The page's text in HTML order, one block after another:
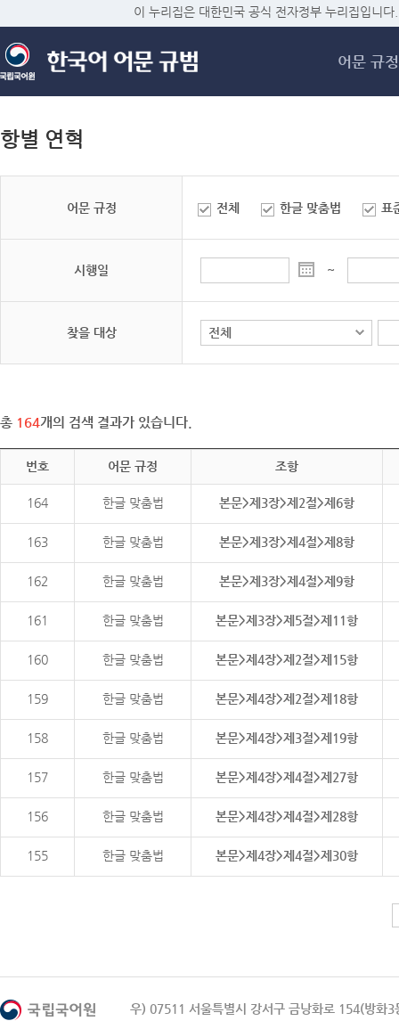
메
이 누리집은 대한민국 공식 전자정부 누리집입니다.
어문 규정
항별 연혁
어문 규정 전체 한글 맞춤법 표
시행일 ~
찾을 대상
총 164개의 검색 결과가 있습니다.
번호 어문 규정 조항
164 한글 맞춤법 본문>제3장>제2절>제6항
163 한글 맞춤법 본문>제3장>제4절>제8항
162 한글 맞춤법 본문>제3장>제4절>제9항
161 한글 맞춤법 본문>제3장>제5절>제11항
160 한글 맞춤법 본문>제4장>제2절>제15항
159 한글 맞춤법 본문>제4장>제2절>제18항
158 한글 맞춤법 본문>제4장>제3절>제19항
157 한글 맞춤법 본문>제4장>제4절>제27항
156 한글 맞춤법 본문>제4장>제4절>제28항
155 한글 맞춤법 본문>제4장>제4절>제30항
우) 07511 서울특별시 강서구 금낭화로 154(방화3